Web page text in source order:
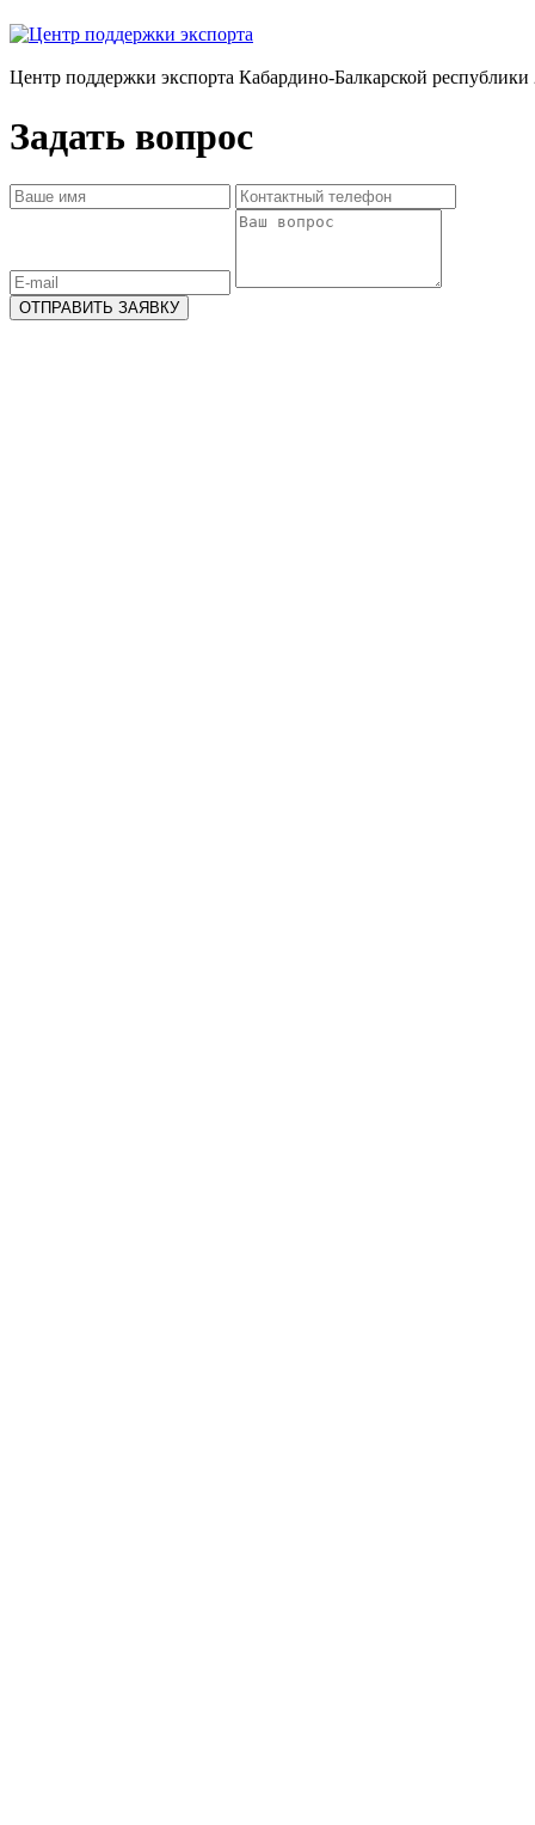
Центр поддержки экспорта Кабардино-Балкарской республики
Задать вопрос
ОТПРАВИТЬ ЗАЯВКУ